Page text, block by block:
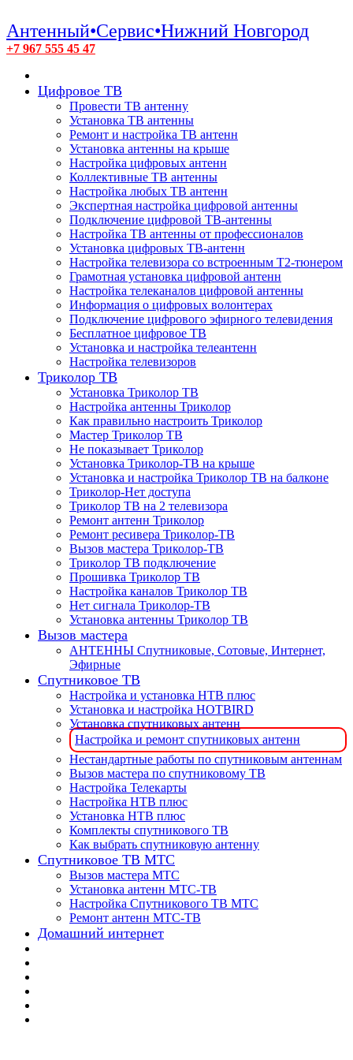
Антенный•Сервис•Нижний Новгород
+7 967 555 45 47
Цифровое ТВ
Провести ТВ антенну
Установка ТВ антенны
Ремонт и настройка ТВ антенн
Установка антенны на крыше
Настройка цифровых антенн
Коллективные ТВ антенны
Настройка любых ТВ антенн
Экспертная настройка цифровой антенны
Подключение цифровой ТВ-антенны
Настройка ТВ антенны от профессионалов
Установка цифровых ТВ-антенн
Настройка телевизора со встроенным T2-тюнером
Грамотная установка цифровой антенн
Настройка телеканалов цифровой антенны
Информация о цифровых волонтерах
Подключение цифрового эфирного телевидения
Бесплатное цифровое ТВ
Установка и настройка телеантенн
Настройка телевизоров
Триколор ТВ
Установка Триколор ТВ
Настройка антенны Триколор
Как правильно настроить Триколор
Мастер Триколор ТВ
Не показывает Триколор
Установка Триколор-ТВ на крыше
Установка и настройка Триколор ТВ на балконе
Триколор-Нет доступа
Триколор ТВ на 2 телевизора
Ремонт антенн Триколор
Ремонт ресивера Триколор-ТВ
Вызов мастера Триколор-ТВ
Триколор ТВ подключение
Прошивка Триколор ТВ
Настройка каналов Триколор ТВ
Нет сигнала Триколор-ТВ
Установка антенны Триколор ТВ
Вызов мастера
АНТЕННЫ Спутниковые, Сотовые, Интернет,
Эфирные
Спутниковое ТВ
Настройка и установка НТВ плюс
Установка и настройка HOTBIRD
Установка спутниковых антенн
Настройка и ремонт спутниковых антенн
Нестандартные работы по спутниковым антеннам
Вызов мастера по спутниковому ТВ
Настройка Телекарты
Настройка НТВ плюс
Установка НТВ плюс
Комплекты спутникового ТВ
Как выбрать спутниковую антенну
Спутниковое ТВ МТС
Вызов мастера МТС
Установка антенн МТС-ТВ
Настройка Спутникового ТВ МТС
Ремонт антенн МТС-ТВ
Домашний интернет